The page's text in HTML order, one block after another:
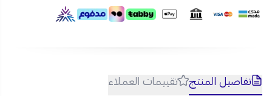
تفاصيل المنتج تقييمات العملاء